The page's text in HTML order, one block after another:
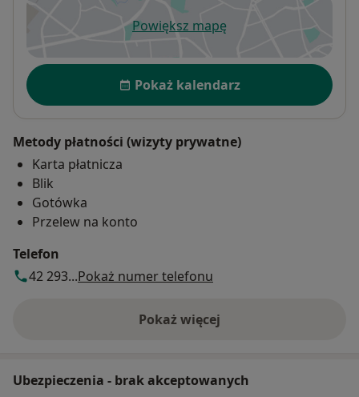
Powiększ mapęotwiera się w nowej karcie
Dostępność
Pokaż kalendarz
Metody płatności (wizyty prywatne)
Karta płatnicza
Blik
Gotówka
Przelew na konto
Telefon
42 293...Pokaż numer telefonu
Pokaż więcej
o adresie
Ubezpieczenia - brak akceptowanych